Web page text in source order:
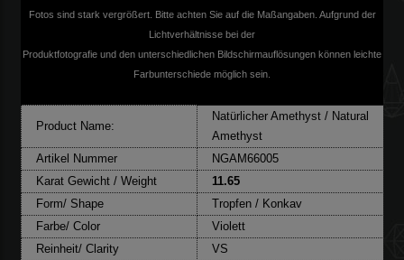
Fotos sind stark vergrößert. Bitte achten Sie auf die Maßangaben. Aufgrund der
Lichtverhältnisse bei der
Produktfotografie und den unterschiedlichen Bildschirmauflösungen können leichte
Farbunterschiede möglich sein.
Product Name:
Natürlicher Amethyst / Natural
Amethyst
Artikel Nummer
NGAM66005
Karat Gewicht / Weight
11.65
Form/ Shape
Tropfen / Konkav
Farbe/ Color
Violett
Reinheit/ Clarity
VS